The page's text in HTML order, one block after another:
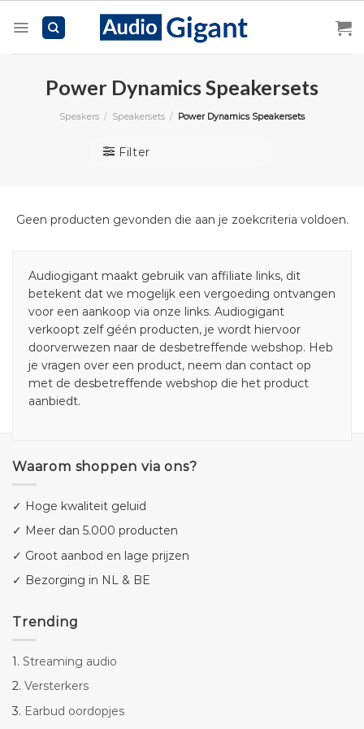
Power Dynamics Speakersets
Speakers / Speakersets / Power Dynamics Speakersets
Filter
Geen producten gevonden die aan je zoekcriteria voldoen.
Audiogigant maakt gebruik van affiliate links, dit
betekent dat we mogelijk een vergoeding ontvangen
voor een aankoop via onze links. Audiogigant
verkoopt zelf géén producten, je wordt hiervoor
doorverwezen naar de desbetreffende webshop. Heb
je vragen over een product, neem dan contact op
met de desbetreffende webshop die het product
aanbiedt.
Waarom shoppen via ons?
✓ Hoge kwaliteit geluid
✓ Meer dan 5.000 producten
✓ Groot aanbod en lage prijzen
✓ Bezorging in NL & BE
Trending
1. Streaming audio
2. Versterkers
3. Earbud oordopjes